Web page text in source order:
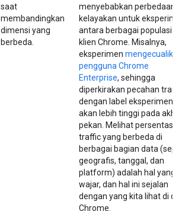
saat
membandingkan
dimensi yang
berbeda.
menyebabkan perbedaan
kelayakan untuk
antara berbagai populasi
klien Chrome. Misalnya,
eksperimen mengecualikan
pengguna Chrome
Enterprise, sehingga
diperkirakan pecahan
dengan label eksperimen
akan lebih tinggi pada akhir
pekan. Melihat persentase
traffic yang berbeda di
berbagai bagian data
geografis, tanggal, dan
platform) adalah hal yang
wajar, dan hal ini sejalan
dengan yang kita lihat di
Chrome.